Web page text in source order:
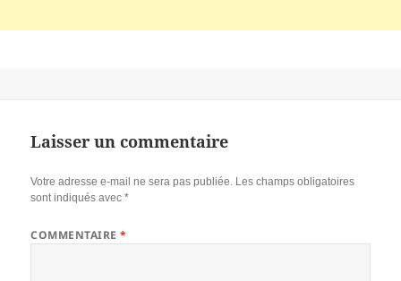
Laisser un commentaire
Votre adresse e-mail ne sera pas publiée. Les champs obligatoires
sont indiqués avec*
COMMENTAIRE*